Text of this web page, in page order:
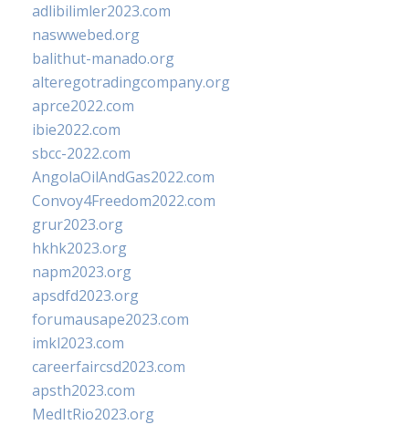
adlibilimler2023.com
naswwebed.org
balithut-manado.org
alteregotradingcompany.org
aprce2022.com
ibie2022.com
sbcc-2022.com
AngolaOilAndGas2022.com
Convoy4Freedom2022.com
grur2023.org
hkhk2023.org
napm2023.org
apsdfd2023.org
forumausape2023.com
imkl2023.com
careerfaircsd2023.com
apsth2023.com
MedItRio2023.org